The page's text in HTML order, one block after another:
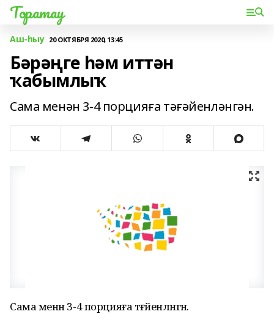
Торатау
Аш-һыу 20 ОКТЯБРЯ 2020, 13:45
Бәрәңге һәм иттән
ҡабымлыҡ
Сама менән 3-4 порцияға тәғәйенләнгән.
Сама менән 3-4 порцияға тәғәйенләнгән.